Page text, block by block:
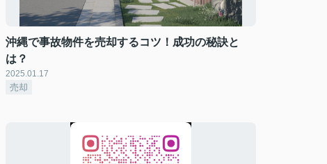
沖縄で事故物件を売却するコツ！成功の秘訣と
は？
2025.01.17
売却